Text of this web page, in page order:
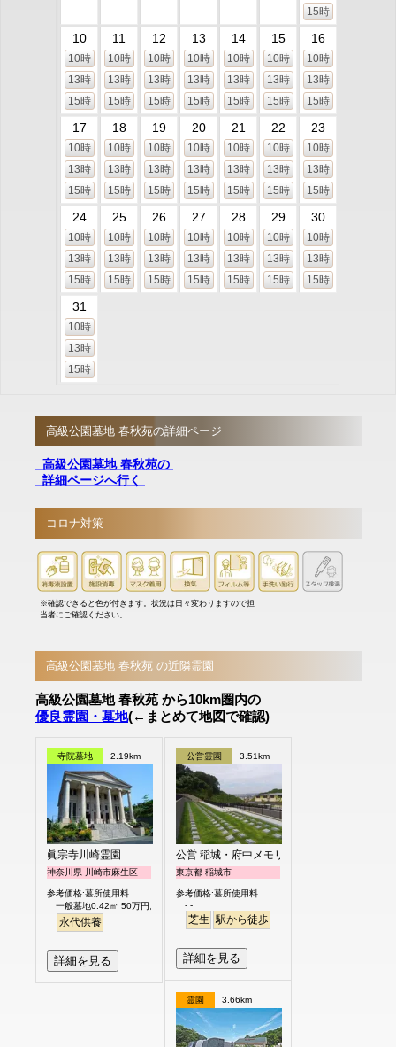
15時
10
10時
13時
15時
11
10時
13時
15時
12
10時
13時
15時
13
10時
13時
15時
14
10時
13時
15時
15
10時
13時
15時
16
10時
13時
15時
17
10時
13時
15時
18
10時
13時
15時
19
10時
13時
15時
20
10時
13時
15時
21
10時
13時
15時
22
10時
13時
15時
23
10時
13時
15時
24
10時
13時
15時
25
10時
13時
15時
26
10時
13時
15時
27
10時
13時
15時
28
10時
13時
15時
29
10時
13時
15時
30
10時
13時
15時
31
10時
13時
15時
高級公園墓地 春秋苑の詳細ページ
高級公園墓地 春秋苑の
詳細ページへ行く
コロナ対策
※確認できると色が付きます。状況は日々変わりますので担
当者にご確認ください。
高級公園墓地 春秋苑 の近隣霊園
高級公園墓地 春秋苑 から10km圏内の
優良霊園・墓地(←まとめて地図で確認)
寺院墓地 2.19km
眞宗寺川崎霊園
神奈川県 川崎市麻生区
参考価格:墓所使用料
一般墓地0.42㎡ 50万円より
永代供養
詳細を見る
公営霊園 3.51km
公営 稲城・府中メモリアルパーク
東京都 稲城市
参考価格:墓所使用料
- -
芝生 駅から徒歩
詳細を見る
霊園 3.66km